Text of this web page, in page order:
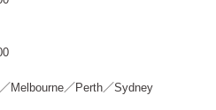
Melbourne／Perth／Sydney